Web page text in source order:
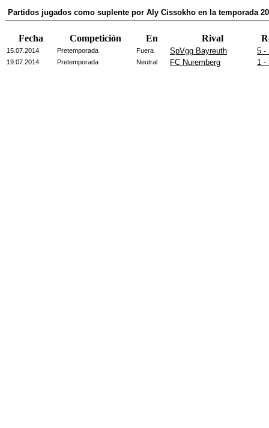
Partidos jugados como suplente por Aly Cissokho en la temporada
Fecha Competición En Rival
15.07.2014 Pretemporada Fuera SpVgg Bayreuth 5 -
19.07.2014 Pretemporada Neutral FC Nuremberg 1 -